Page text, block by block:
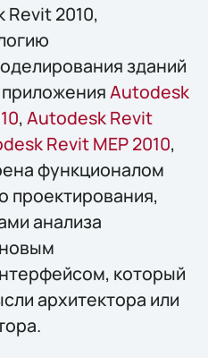
2010,
зданий
Autodesk
, Autodesk Revit
Revit MEP 2010,
функционалом
проектирования,
анализа
который
архитектора или